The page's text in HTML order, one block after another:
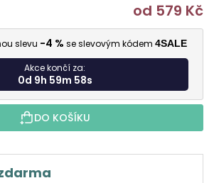
od 579 Kč
slevu -4 % se slevovým kódem 4SALE
Akce končí za:
0d 9h 59m 57s
DO KOŠÍKU